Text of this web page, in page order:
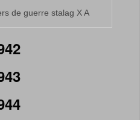
de guerre stalag X A